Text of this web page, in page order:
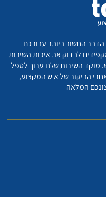
החשוב ביותר עבורכם
לבדוק את איכות השירות
השירות שלנו ערוך לטפל
הביקור של איש המקצוע,
המלאה